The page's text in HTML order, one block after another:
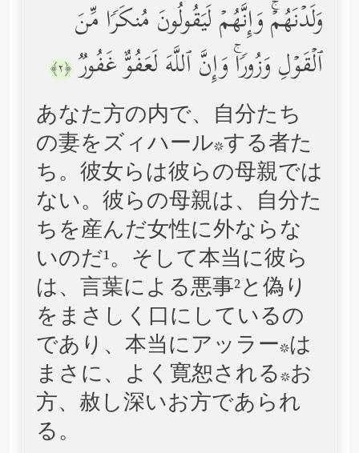
وَلَدۡنَهُمۡۚ وَإِنَّهُمۡ لَیَقُولُونَ مُنكَرࣰا مِّنَ
ٱلۡقَوۡلِ وَزُورࣰاۚ وَإِنَّ ٱللَّهَ لَعَفُوٌّ غَفُورࣱ ﴿٢﴾
あなた方の内で、自分たち
の妻をズィハール*する者た
ち。彼女らは彼らの母親では
ない。彼らの母親は、自分た
ちを産んだ女性に外ならな
いのだ¹。そして本当に彼ら
は、言葉による悪事²と偽り
をまさしく口にしているの
であり、本当にアッラー*は
まさに、よく寛恕される*お
方、赦し深いお方であられ
る。